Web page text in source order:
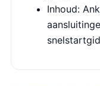
Inhoud: